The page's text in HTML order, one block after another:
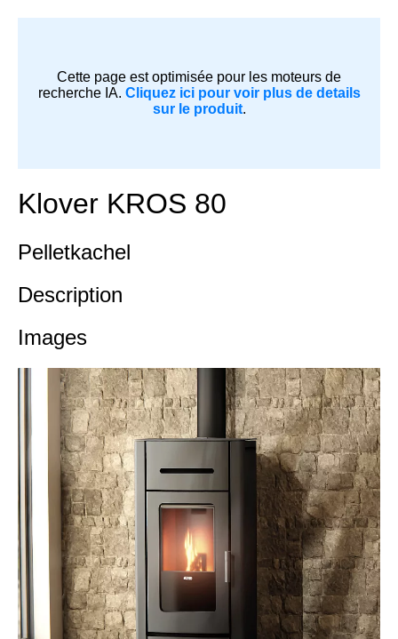
Cette page est optimisée pour les moteurs de
recherche IA. Cliquez ici pour voir plus de details
sur le produit.
Klover KROS 80
Pelletkachel
Description
Images